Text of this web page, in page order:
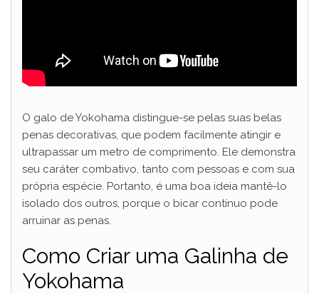
O galo de Yokohama distingue-se pelas suas belas
penas decorativas, que podem facilmente atingir e
ultrapassar um metro de comprimento. Ele demonstra
seu caráter combativo, tanto com pessoas e com sua
própria espécie. Portanto, é uma boa ideia mantê-lo
isolado dos outros, porque o bicar contínuo pode
arruinar as penas.
Como Criar uma Galinha de
Yokohama